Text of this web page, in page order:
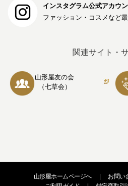
インスタグラム公式アカウ
ファッション・コスメなど
関連サイト・
山形屋友の会
（七草会）
山形屋ホームページへ お問い